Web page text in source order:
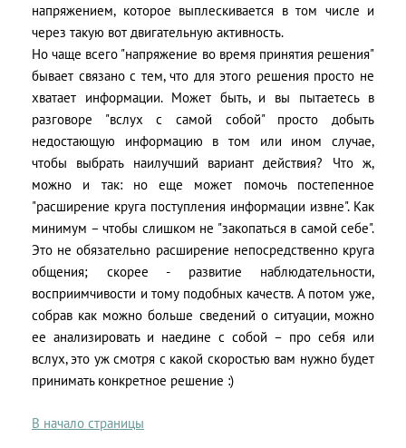
напряжением, которое выплескивается в том числе и
через такую вот двигательную активность.
Но чаще всего "напряжение во время принятия решения"
бывает связано с тем, что для этого решения просто не
хватает информации. Может быть, и вы пытаетесь в
разговоре "вслух с самой собой" просто добыть
недостающую информацию в том или ином случае,
чтобы выбрать наилучший вариант действия? Что ж,
можно и так: но еще может помочь постепенное
"расширение круга поступления информации извне". Как
минимум – чтобы слишком не "закопаться в самой себе".
Это не обязательно расширение непосредственно круга
общения; скорее - развитие наблюдательности,
восприимчивости и тому подобных качеств. А потом уже,
собрав как можно больше сведений о ситуации, можно
ее анализировать и наедине с собой – про себя или
вслух, это уж смотря с какой скоростью вам нужно будет
принимать конкретное решение :)
В начало страницы